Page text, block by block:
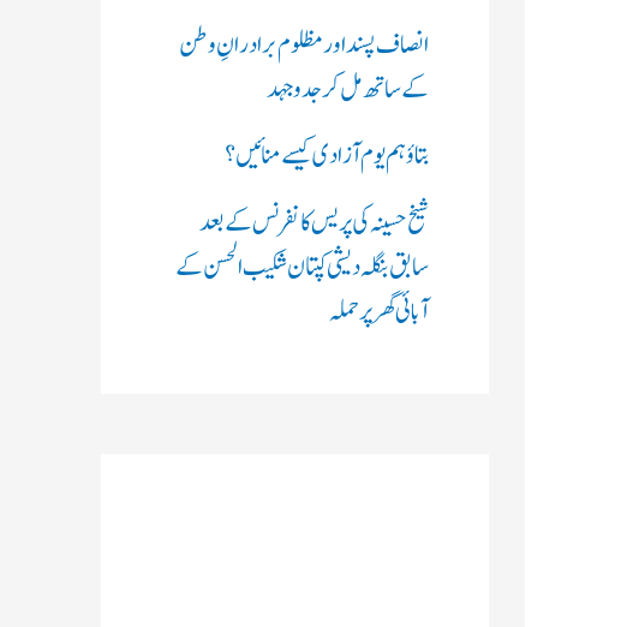
انصاف پسند اور مظلوم برادرانِ وطن
کے ساتھ مل کر جدوجہد
بتاؤ ہم یوم آزادی کیسے منائیں؟
شیخ حسینہ کی پریس کانفرنس کے بعد
سابق بنگلہ دیشی کپتان شکیب الحسن کے
آبائی گھر پر حملہ